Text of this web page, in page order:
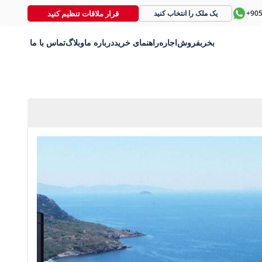
یک ملک را انتخاب کنید قرار ملاقات تنظیم کنید
بخر بفروشاجارهراهنمای خریددرباره ماوبلاگتماس با ما